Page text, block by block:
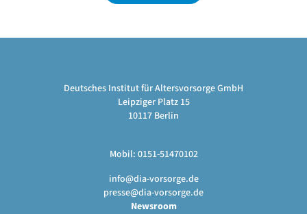
Deutsches Institut für Altersvorsorge GmbH
Leipziger Platz 15
10117 Berlin
Mobil: 0151-51470102
info@dia-vorsorge.de
presse@dia-vorsorge.de
Newsroom